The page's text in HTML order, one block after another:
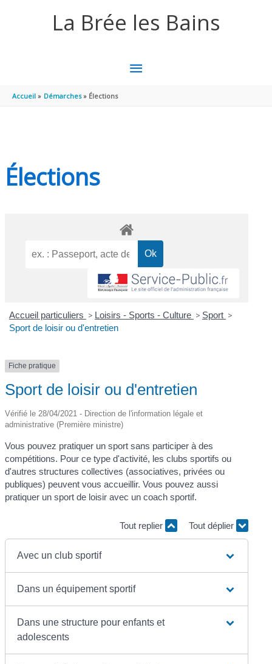
La Brée les Bains
MENU
Accueil Démarches Élections
Élections
Accueil particuliers > Loisirs - Sports - Culture > Sport >
Sport de loisir ou d'entretien
Fiche pratique
Sport de loisir ou d'entretien
Vérifié le 28/04/2021 - Direction de l'information légale et
administrative (Première ministre)
Vous pouvez pratiquer un sport sans participer à des
compétitions. Pour ce type d'activité, les clubs sportifs ou
d'autres structures collectives (associatives, privées ou
publiques) peuvent vous accueillir. Vous pouvez aussi
pratiquer un sport de loisir avec un coach sportif.
Tout replier Tout déplier
Avec un club sportif
Dans un équipement sportif
Dans une structure pour enfants et
adolescents